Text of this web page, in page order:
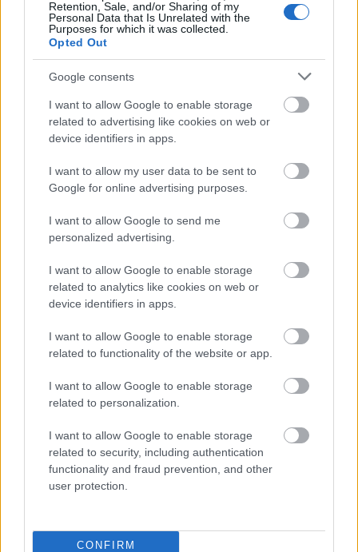
Retention, Sale, and/or Sharing of my
Personal Data that Is Unrelated with the
Purposes for which it was collected.
Opted Out
Google consents
I want to allow Google to enable storage
related to advertising like cookies on web or
device identifiers in apps.
I want to allow my user data to be sent to
Google for online advertising purposes.
I want to allow Google to send me
personalized advertising.
I want to allow Google to enable storage
related to analytics like cookies on web or
device identifiers in apps.
I want to allow Google to enable storage
related to functionality of the website or app.
I want to allow Google to enable storage
related to personalization.
I want to allow Google to enable storage
related to security, including authentication
functionality and fraud prevention, and other
user protection.
CONFIRM
Minden év június 21-én a világon egyszerre kerül
megrendezésre aZene Ünnepe, amit először 1982-
ben tartottak meg Franciaországban, Magyarország
Az andergrand hősei: a H 40 és az
KirschAndrás•2011. május 20.